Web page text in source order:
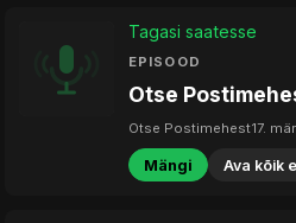
Tagasi saatesse
EPISOOD
Otse
Otse Postimehest17.
Mängi Ava kõik